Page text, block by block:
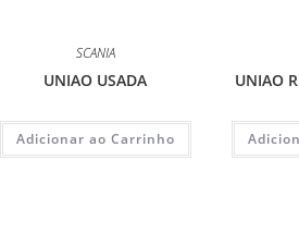
SCANIA
UNIAO USADA
Adicionar ao Carrinho
UNIAO